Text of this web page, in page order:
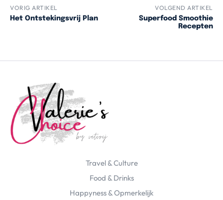
VORIG ARTIKEL
Het Ontstekingsvrij Plan
VOLGEND ARTIKEL
Superfood Smoothie
Recepten
Travel & Culture
Food & Drinks
Happyness & Opmerkelijk